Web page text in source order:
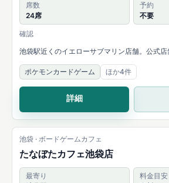
席数
24席
予約
不要
確認
池袋駅近くのイエローサブマリン店舗。公式
ュエルルームと、MTG・遊戯王・デュエルマ
ドゲーム・ONE PIECEカードゲームなどの取
ポケモンカードゲーム ほか4件
詳細
池袋 · ボードゲームカフェ
たなぼたカフェ池袋店
最寄り
料金目安